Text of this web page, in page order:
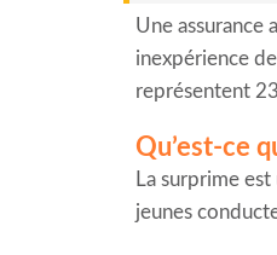
Une assurance
inexpérience
représentent
Qu’est-ce
La surprime
jeunes